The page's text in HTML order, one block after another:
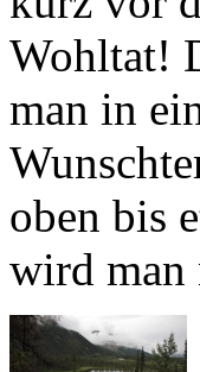
man in
oben bis
wird